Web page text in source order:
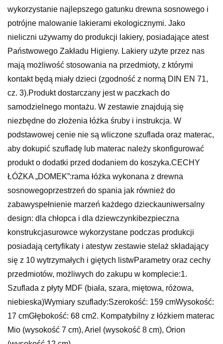
wykorzystanie najlepszego gatunku drewna sosnowego i
potrójne malowanie lakierami ekologicznymi. Jako
nieliczni używamy do produkcji lakiery, posiadające atest
Państwowego Zakładu Higieny. Lakiery użyte przez nas
mają możliwość stosowania na przedmioty, z którymi
kontakt będą miały dzieci (zgodność z normą DIN EN 71,
cz. 3).Produkt dostarczany jest w paczkach do
samodzielnego montażu. W zestawie znajdują się
niezbędne do złożenia łóżka śruby i instrukcja. W
podstawowej cenie nie są wliczone szuflada oraz materac,
aby dokupić szufladę lub materac należy skonfigurować
produkt o dodatki przed dodaniem do koszyka.CECHY
ŁÓŻKA „DOMEK”:rama łóżka wykonana z drewna
sosnowegoprzestrzeń do spania jak również do
zabawyspełnienie marzeń każdego dzieckauniwersalny
design: dla chłopca i dla dziewczynkibezpieczna
konstrukcjasurowce wykorzystane podczas produkcji
posiadają certyfikaty i atestyw zestawie stelaż składający
się z 10 wytrzymałych i giętych listwParametry oraz cechy
przedmiotów, możliwych do zakupu w komplecie:1.
Szuflada z płyty MDF (biała, szara, miętowa, różowa,
niebieska)Wymiary szuflady:Szerokość: 159 cmWysokość:
17 cmGłębokość: 68 cm2. Kompatybilny z łóżkiem materac
Mio (wysokość 7 cm), Ariel (wysokość 8 cm), Orion